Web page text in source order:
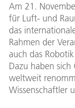
Am 21.
für Luft- und
das
Rahmen der
auch das
Dazu haben
weltweit
Wissenschaftler